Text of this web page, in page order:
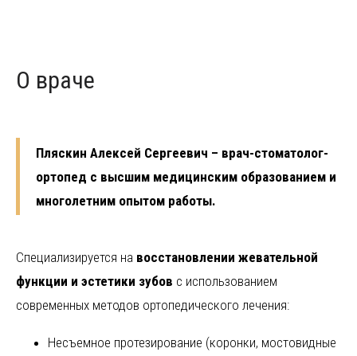
О враче
Пляскин Алексей Сергеевич – врач-стоматолог-
ортопед с высшим медицинским образованием и
многолетним опытом работы.
Специализируется на восстановлении жевательной
функции и эстетики зубов с использованием
современных методов ортопедического лечения:
Несъемное протезирование (коронки, мостовидные